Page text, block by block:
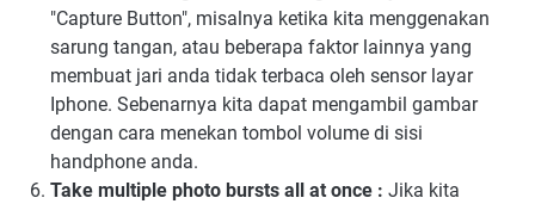
"Capture Button", misalnya ketika kita menggenakan
sarung tangan, atau beberapa faktor lainnya yang
membuat jari anda tidak terbaca oleh sensor layar
Iphone. Sebenarnya kita dapat mengambil gambar
dengan cara menekan tombol volume di sisi
handphone anda.
Take multiple photo bursts all at once : Jika kita